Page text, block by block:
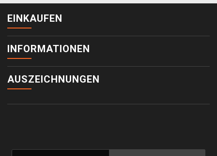
EINKAUFEN
INFORMATIONEN
AUSZEICHNUNGEN